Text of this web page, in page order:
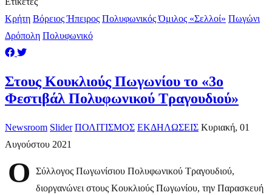
Κρήτη Βόρειος Ήπειρος Πολυφωνικός Όμιλος «Σελλοί» Πωγώνι
Δρόπολη Πολυφωνικό
​Στους Κουκλιούς Πωγωνίου το «3ο
Φεστιβάλ Πολυφωνικού Τραγουδιού»
Newsroom Slider ΠΟΛΙΤΙΣΜΟΣ ΕΚΔΗΛΩΣΕΙΣ Κυριακή, 01
Αυγούστου 2021
Ο
Σύλλογος Πωγωνίσιου Πολυφωνικού Τραγουδιού,
διοργανώνει στους Κουκλιούς Πωγωνίου, την Παρασκευή